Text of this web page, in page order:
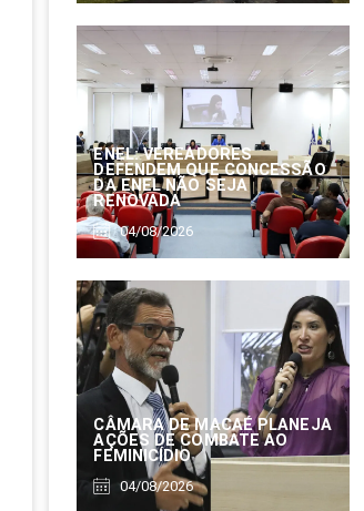
ENEL: VEREADORES
DEFENDEM QUE CONCESSÃO
DA ENEL NÃO SEJA
RENOVADA
04/08/2026
CÂMARA DE MACAÉ PLANEJA
AÇÕES DE COMBATE AO
FEMINICÍDIO
04/08/2026